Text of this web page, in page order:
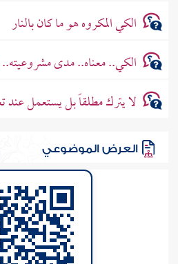
الكي المكروه هو ما كان بالنار
الكي.. معناه.. مدى
لا يترك مطلقاً بل يستعمل عند
العرض الموضوعي